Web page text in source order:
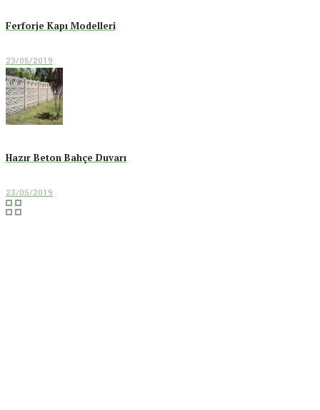
Ferforje Kapı Modelleri
23/05/2019
Hazır Beton Bahçe Duvarı
23/05/2019